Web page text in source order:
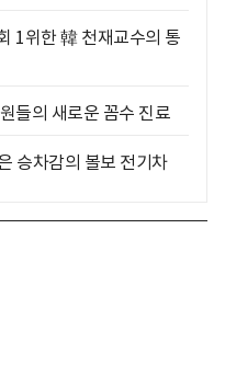
1위한 韓 천재교수의 통
들의 새로운 꼼수 진료
승차감의 볼보 전기차